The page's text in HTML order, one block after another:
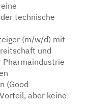
technische
(m/w/d) mit
und
Pharmaindustrie
(Good
aber keine